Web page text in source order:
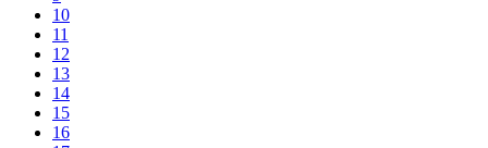
10
11
12
13
14
15
16